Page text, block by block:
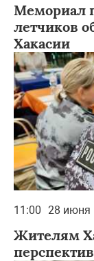
Мемориал
летчиков
Хакасии
11:00 28 июня
Жителям